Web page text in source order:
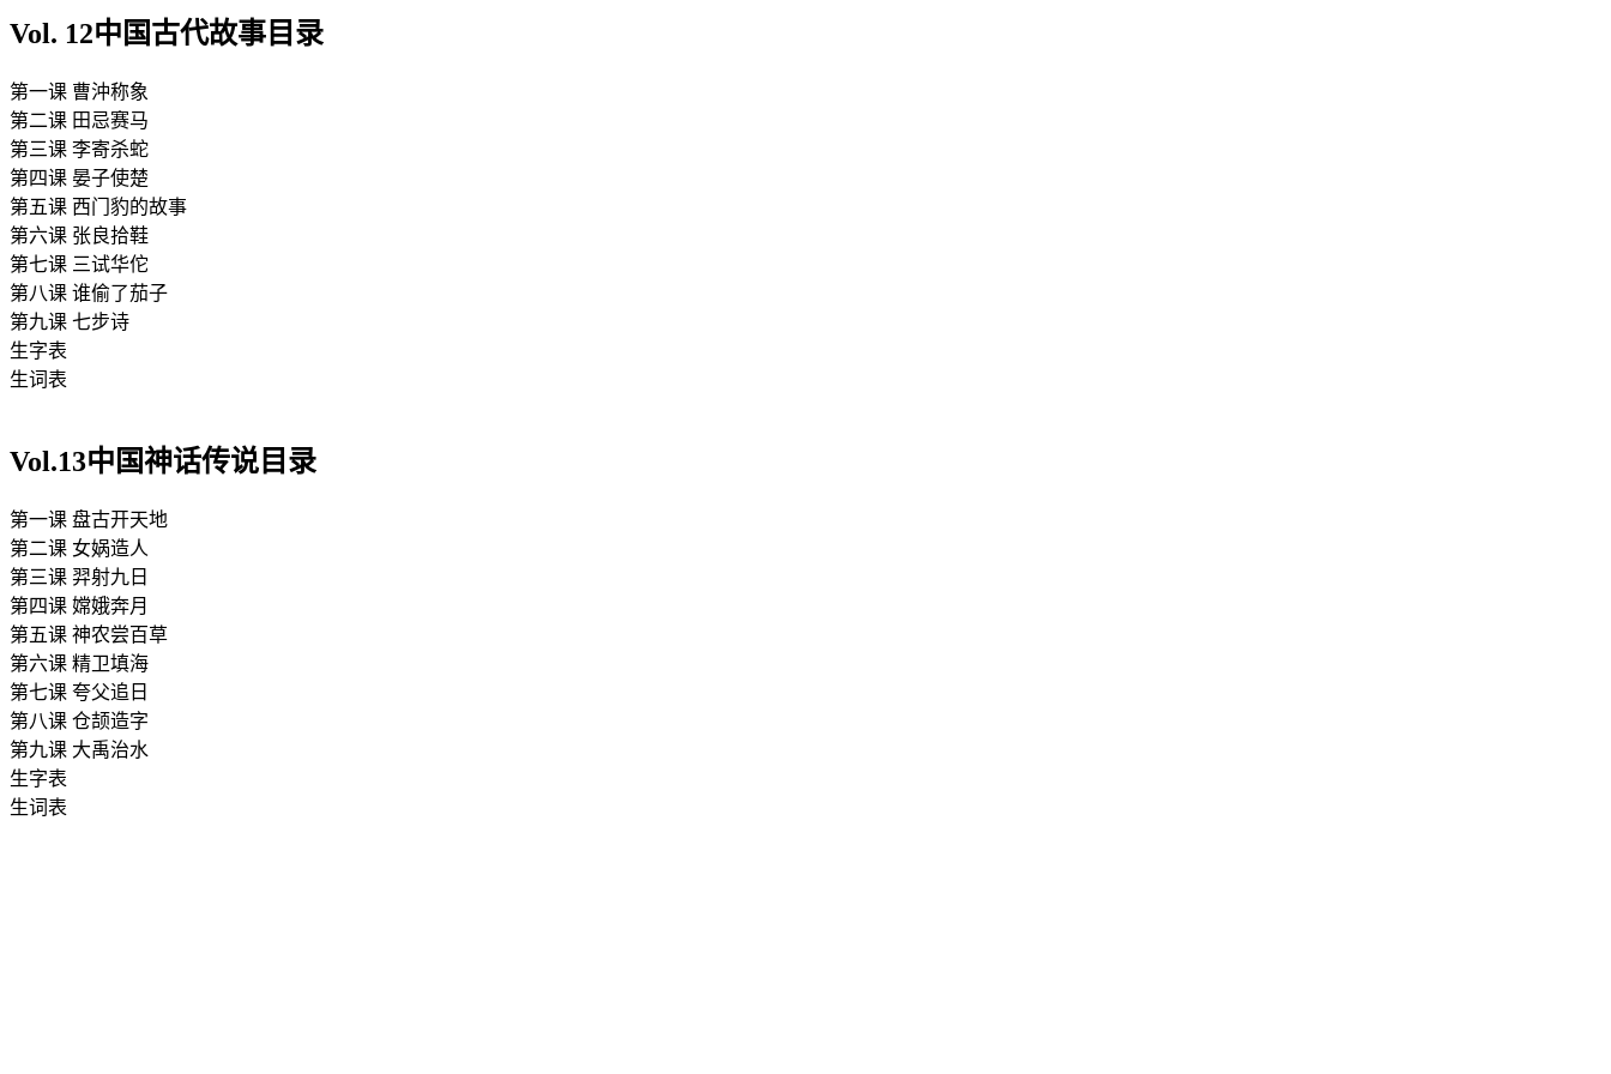
Vol. 12中国古代故事 目录
第一课 曹沖称象
第二课 田忌赛马
第三课 李寄杀蛇
第四课 晏子使楚
第五课 西门豹的故事
第六课 张良拾鞋
第七课 三试华佗
第八课 谁偷了茄子
第九课 七步诗
生字表
生词表
Vol.13中国神话传说 目录
第一课 盘古开天地
第二课 女娲造人
第三课 羿射九日
第四课 嫦娥奔月
第五课 神农尝百草
第六课 精卫填海
第七课 夸父追日
第八课 仓颉造字
第九课 大禹治水
生字表
生词表